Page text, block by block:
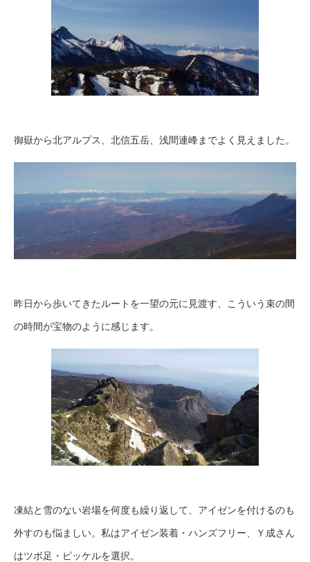
御嶽から北アルプス、北信五岳、浅間連峰までよく見えました。
昨日から歩いてきたルートを一望の元に見渡す、こういう束の間
の時間が宝物のように感じます。
凍結と雪のない岩場を何度も繰り返して、アイゼンを付けるのも
外すのも悩ましい。私はアイゼン装着・ハンズフリー、Ｙ成さん
はツボ足・ピッケルを選択。